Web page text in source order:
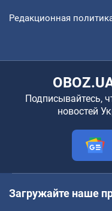
Редакционная
Подписывайтесь,
новостей
Загружайте наше